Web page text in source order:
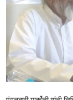
खेळजगत
राजकीय
क्राईम
साहित्य